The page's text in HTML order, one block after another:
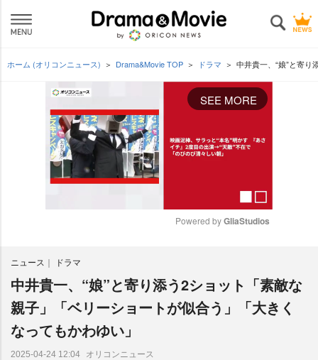
ホーム (オリコンニュース) Drama&Movie TOP ドラマ 中井貴一、“娘”と寄
SEE MORE
e
Powered by GliaStudios
ニュース ドラマ
中井貴一、“娘”と寄り添う2ショット「素敵な
親子」「ベリーショートが似合う」「大きく
なってもかわゆい」
2025-04-24 12:04 オリコンニュース